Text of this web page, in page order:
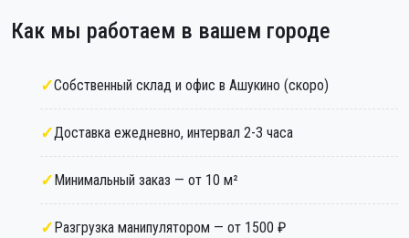
Как мы работаем в вашем городе
Собственный склад и офис в Ашукино (скоро)
Доставка ежедневно, интервал 2-3 часа
Минимальный заказ — от 10 м²
Разгрузка манипулятором — от 1500 ₽